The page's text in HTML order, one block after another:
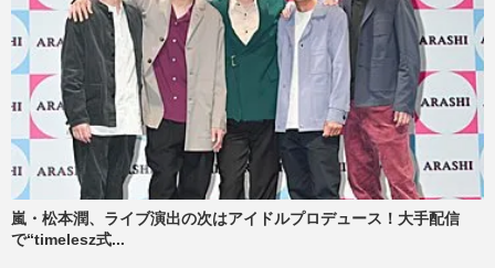
嵐・松本潤、ライブ演出の次はアイドルプロデュース！大手配信
で“timelesz式...